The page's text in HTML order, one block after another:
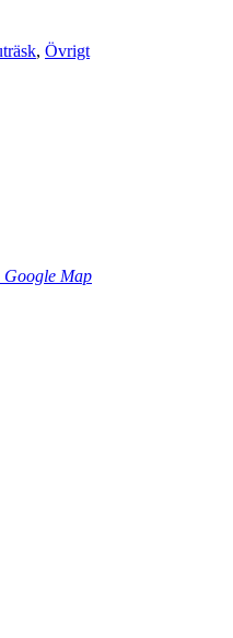
, Övrigt
Google Map